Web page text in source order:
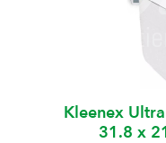
Kleenex
31.8 x